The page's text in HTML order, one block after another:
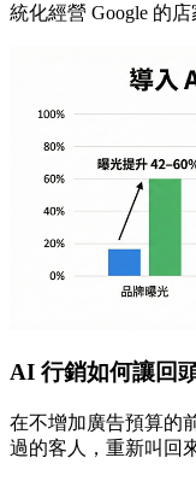
統化經營 Google 的
AI 行銷如何讓回
在不增加廣告預算的
過的客人，重新叫回